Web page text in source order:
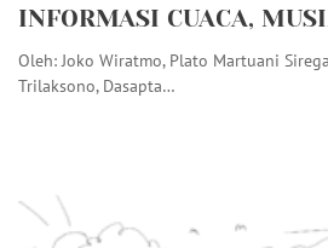
INFORMASI CUACA,
Oleh: Joko Wiratmo, Plato Martuani
Trilaksono, Dasapta…